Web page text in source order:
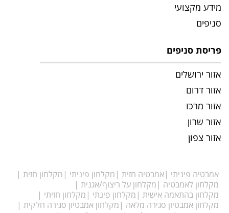
מידע מקצועי
סניפים
פריסת סניפים
אזור ירושלים
אזור דרום
אזור מרכז
אזור שרון
אזור צפון
אמבטיה פיניתי אמבטיה חזית מקלחון פיניתי
מקלחון חזית
מקלחון לאמבטיה
מקלחון על ריצוף/אגנית
מקלחון בהתאמה אישית
מקלחון פינתי
מקלחון חזיתי
מקלחון אמבטיון סגירה מלאה
מקלחון אמבטיון סגירה חלקית